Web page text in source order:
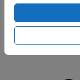
Informationen